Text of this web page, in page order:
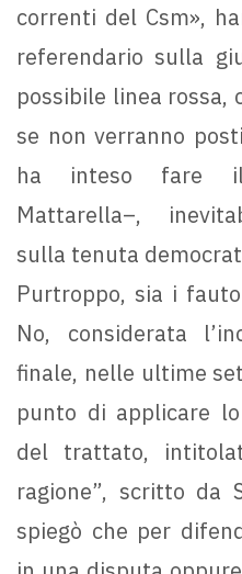
correnti del Csm»,
referendario sulla
possibile linea rossa,
se non verranno
ha inteso fare il
Mattarella–,
sulla tenuta
Purtroppo, sia i
No, considerata
finale, nelle ultime
punto di applicare
del trattato,
ragione”, scritto da
spiegò che per